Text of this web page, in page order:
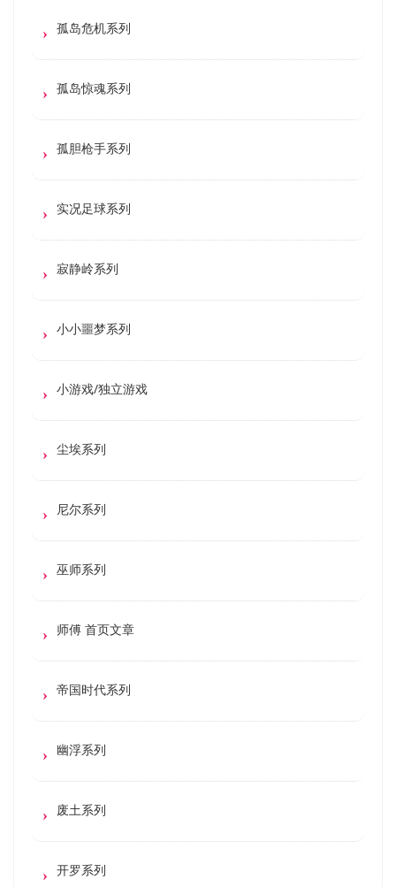
孤岛危机系列
孤岛惊魂系列
孤胆枪手系列
实况足球系列
寂静岭系列
小小噩梦系列
小游戏/独立游戏
尘埃系列
尼尔系列
巫师系列
师傅 首页文章
帝国时代系列
幽浮系列
废土系列
开罗系列